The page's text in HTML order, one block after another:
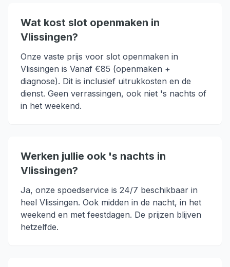
Wat kost slot openmaken in
Vlissingen?
Onze vaste prijs voor slot openmaken in
Vlissingen is Vanaf €85 (openmaken +
diagnose). Dit is inclusief uitrukkosten en de
dienst. Geen verrassingen, ook niet 's nachts of
in het weekend.
Werken jullie ook 's nachts in
Vlissingen?
Ja, onze spoedservice is 24/7 beschikbaar in
heel Vlissingen. Ook midden in de nacht, in het
weekend en met feestdagen. De prijzen blijven
hetzelfde.